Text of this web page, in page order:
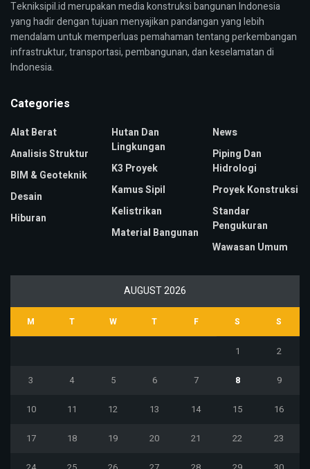
Tekniksipil.id merupakan media konstruksi bangunan Indonesia
yang hadir dengan tujuan menyajikan pandangan yang lebih
mendalam untuk memperluas pemahaman tentang perkembangan
infrastruktur, transportasi, pembangunan, dan keselamatan di
Indonesia.
Categories
Alat Berat
Analisis Struktur
BIM & Geoteknik
Desain
Hiburan
Hutan Dan
Lingkungan
K3 Proyek
Kamus Sipil
Kelistrikan
Material Bangunan
News
Piping Dan
Hidrologi
Proyek Konstruksi
Standar
Pengukuran
Wawasan Umum
AUGUST 2026
M T W T F S S
1 2
3 4 5 6 7 8 9
10 11 12 13 14 15 16
17 18 19 20 21 22 23